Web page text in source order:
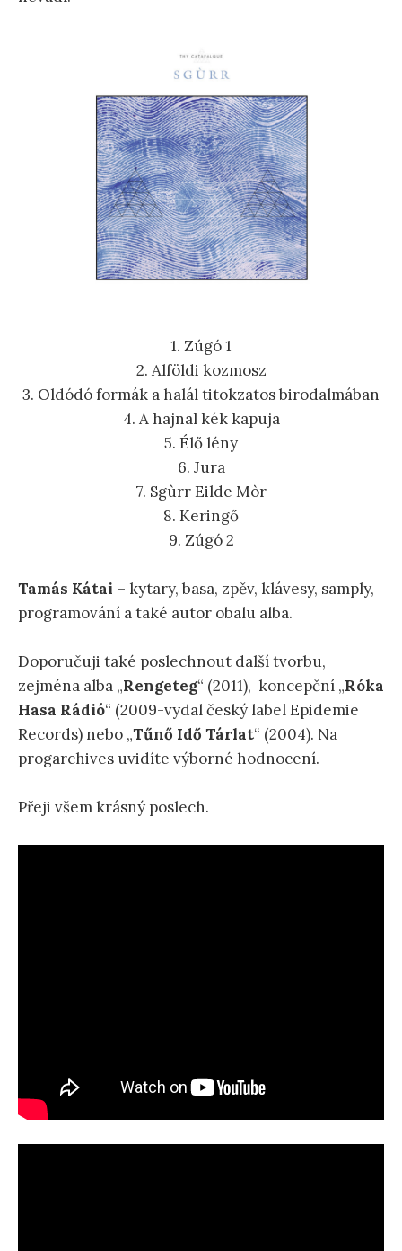
1. Zúgó 1
2. Alföldi kozmosz
3. Oldódó formák a halál titokzatos birodalmában
4. A hajnal kék kapuja
5. Élő lény
6. Jura
7. Sgùrr Eilde Mòr
8. Keringő
9. Zúgó 2
Tamás Kátai – kytary, basa, zpěv, klávesy, samply,
programování a také autor obalu alba.
Doporučuji také poslechnout další tvorbu,
zejména alba „Rengeteg“ (2011), koncepční „Róka
Hasa Rádió“ (2009-vydal český label Epidemie
Records) nebo „Tűnő Idő Tárlat“ (2004). Na
progarchives uvidíte výborné hodnocení.
Přeji všem krásný poslech.